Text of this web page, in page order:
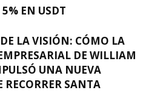
5% EN USDT
LA VISIÓN: CÓMO LA
DE WILLIAM
UNA NUEVA
RECORRER SANTA